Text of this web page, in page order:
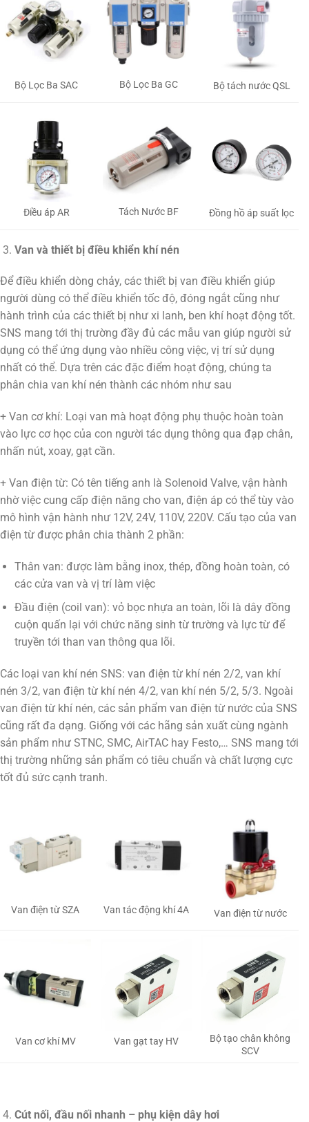
Bộ Lọc Ba SAC Bộ Lọc Ba GC Bộ tách nước QSL
Điều áp AR Tách Nước BF Đồng hồ áp suất lọc
Van và thiết bị điều khiển khí nén
Để điều khiển dòng chảy, các thiết bị van điều khiển giúp
người dùng có thể điều khiển tốc độ, đóng ngắt cũng như
hành trình của các thiết bị như xi lanh, ben khí hoạt động tốt.
SNS mang tới thị trường đầy đủ các mẫu van giúp người sử
dụng có thể ứng dụng vào nhiều công việc, vị trí sử dụng
nhất có thể. Dựa trên các đặc điểm hoạt động, chúng ta
phân chia van khí nén thành các nhóm như sau
+ Van cơ khí: Loại van mà hoạt động phụ thuộc hoàn toàn
vào lực cơ học của con người tác dụng thông qua đạp chân,
nhấn nút, xoay, gạt cần.
+ Van điện từ: Có tên tiếng anh là Solenoid Valve, vận hành
nhờ việc cung cấp điện năng cho van, điện áp có thể tùy vào
mô hình vận hành như 12V, 24V, 110V, 220V. Cấu tạo của van
điện từ được phân chia thành 2 phần:
Thân van: được làm bằng inox, thép, đồng hoàn toàn, có
các cửa van và vị trí làm việc
Đầu điện (coil van): vỏ bọc nhựa an toàn, lõi là dây đồng
cuộn quấn lại với chức năng sinh từ trường và lực từ để
truyền tới than van thông qua lõi.
Các loại van khí nén SNS: van điện từ khí nén 2/2, van khí
nén 3/2, van điện từ khí nén 4/2, van khí nén 5/2, 5/3. Ngoài
van điện từ khí nén, các sản phẩm van điện từ nước của SNS
cũng rất đa dạng. Giống với các hãng sản xuất cùng ngành
sản phẩm như STNC, SMC, AirTAC hay Festo,… SNS mang tới
thị trường những sản phẩm có tiêu chuẩn và chất lượng cực
tốt đủ sức cạnh tranh.
Van điện từ SZA Van tác động khí 4A Van điện từ nước
Van cơ khí MV Van gạt tay HV
Bộ tạo chân không
SCV
Cút nối, đầu nối nhanh – phụ kiện dây hơi